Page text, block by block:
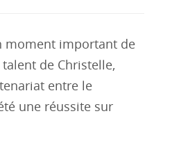
moment important de
de Christelle,
entre le
une réussite sur